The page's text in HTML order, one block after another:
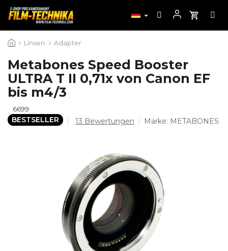
Inhalt Linsen Adapter
Metabones Speed Booster
ULTRA T II 0,71x von Canon EF
bis m4/3
6699
BESTSELLER
Die
von
5
Sternen.
13 Bewertungen Marke: METABONES